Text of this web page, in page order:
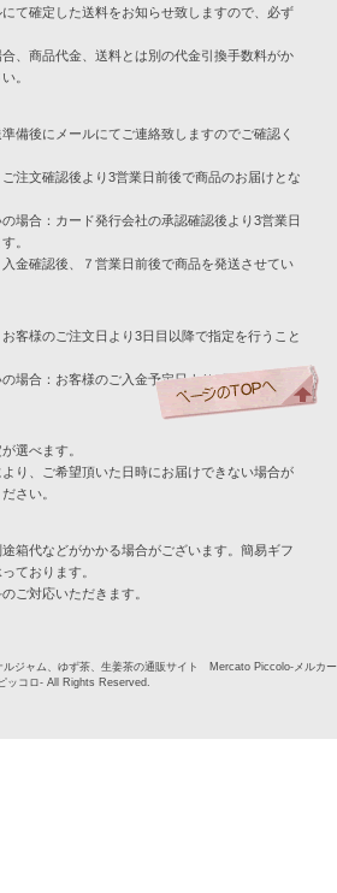
て確定した送料をお知らせ致しますので、必ず
、商品代金、送料とは別の代金引換手数料がか
。
備後にメールにてご連絡致しますのでご確認く
注文確認後より3営業日前後で商品のお届けとな
場合：カード発行会社の承認確認後より3営業日
。
金確認後、７営業日前後で商品を発送させてい
客様のご注文日より3日目以降で指定を行うこと
場合：お客様のご入金予定日より3日目以降で指
選べます。
り、ご希望頂いた日時にお届けできない場合が
さい。
箱代などがかかる場合がございます。簡易ギフ
ております。
ご対応いただきます。
ジャム、ゆず茶、生姜茶の通販サイト Mercato Piccolo-メルカー
ッコロ- All Rights Reserved.